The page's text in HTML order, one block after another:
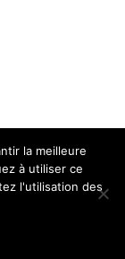
la meilleure
à utiliser ce
l'utilisation des